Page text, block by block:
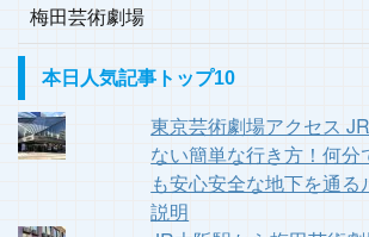
梅田芸術劇場
本日人気記事トップ10
東京芸術劇場アクセス
ない簡単な行き方！何
も安心安全な地下を通
説明